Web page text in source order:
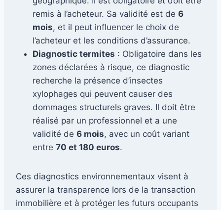
remis à l’acheteur. Sa validité est de 6
mois, et il peut influencer le choix de
l’acheteur et les conditions d’assurance.
Diagnostic termites : Obligatoire dans les
zones déclarées à risque, ce diagnostic
recherche la présence d’insectes
xylophages qui peuvent causer des
dommages structurels graves. Il doit être
réalisé par un professionnel et a une
validité de 6 mois, avec un coût variant
entre 70 et 180 euros.
Ces diagnostics environnementaux visent à
assurer la transparence lors de la transaction
immobilière et à protéger les futurs occupants